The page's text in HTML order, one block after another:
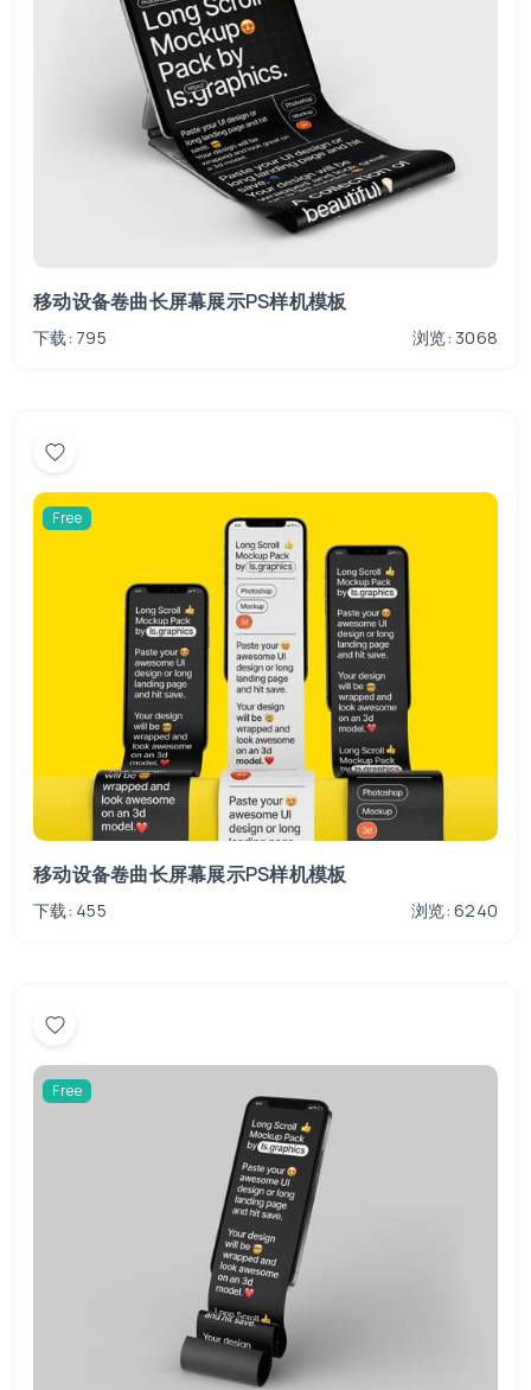
移动设备卷曲长屏幕展示PS样机模板
下载: 795 浏览: 3068
Free
移动设备卷曲长屏幕展示PS样机模板
下载: 455 浏览: 6240
Free